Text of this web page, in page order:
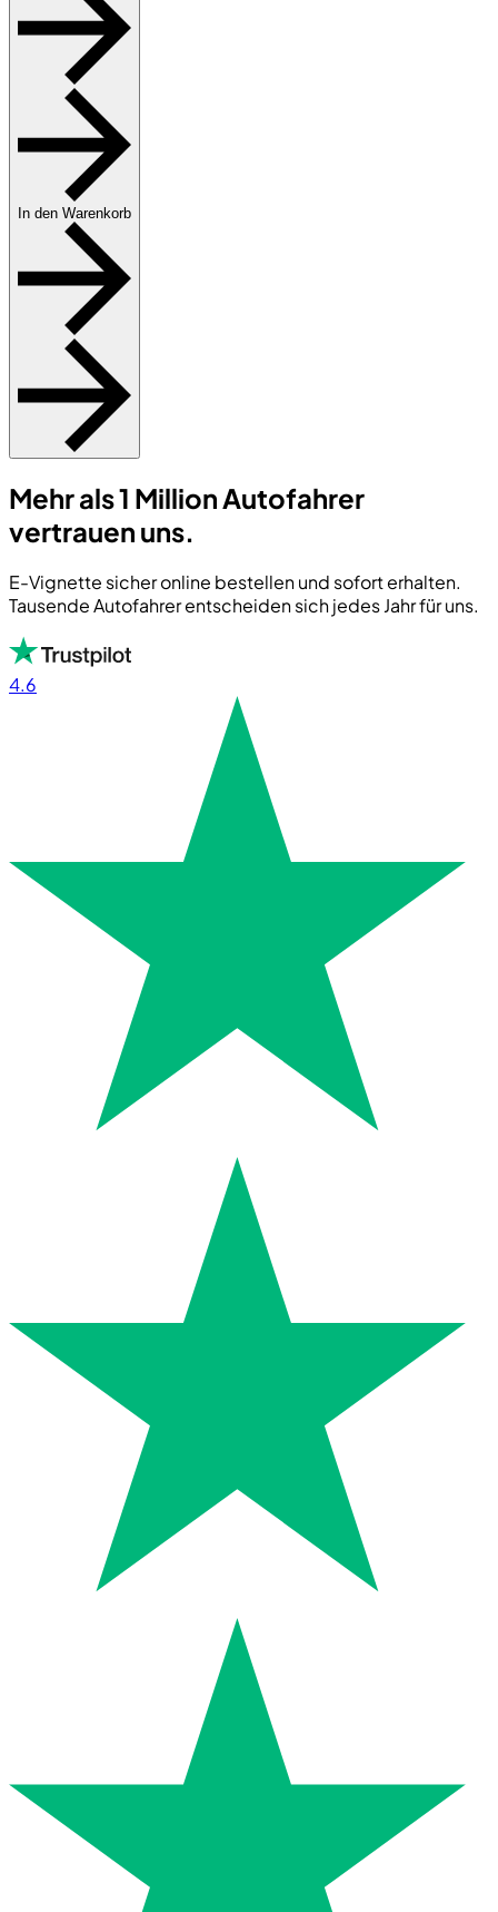
In den Warenkorb
Mehr als 1 Million Autofahrer
vertrauen uns.
E-Vignette sicher online bestellen und sofort erhalten.
Tausende Autofahrer entscheiden sich jedes Jahr für uns.
4.6